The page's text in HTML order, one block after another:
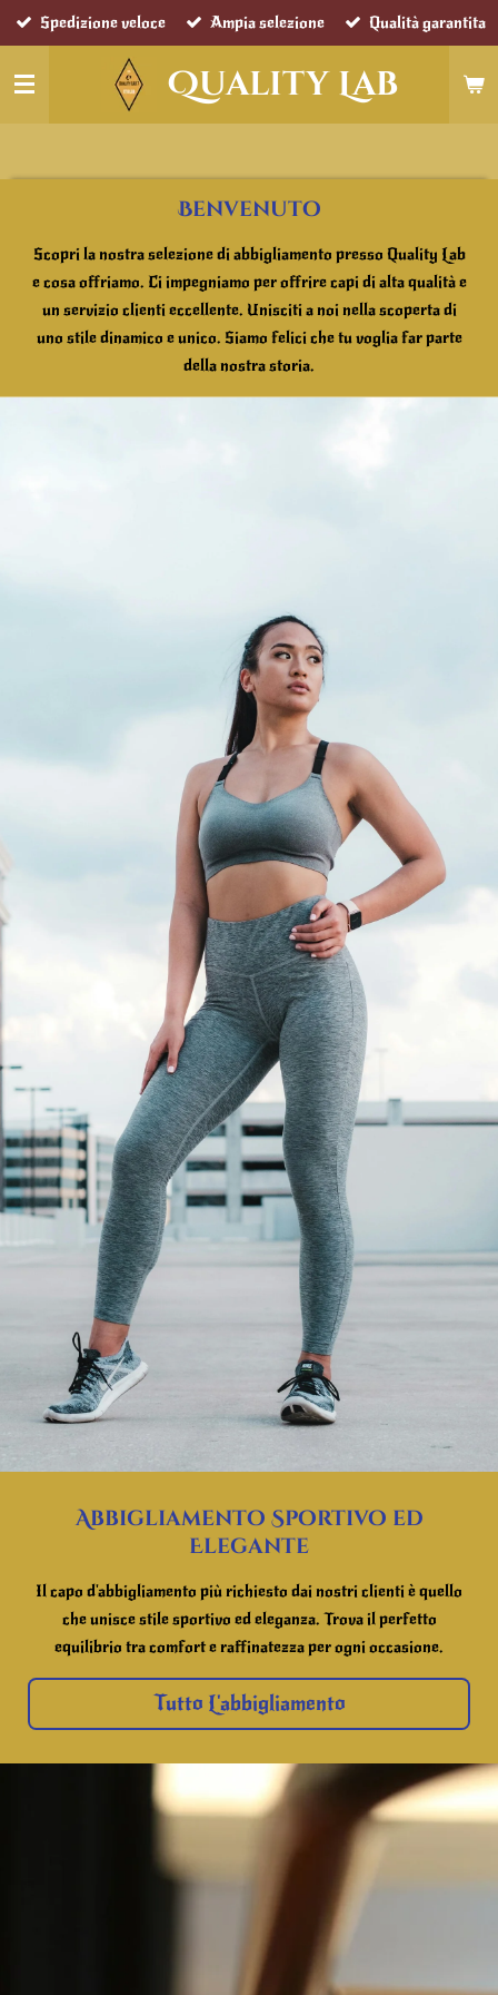
Vai
al
contenuto
Quality Lab
Spedizione veloce Ampia selezione Qualità garantita
Benvenuto
Scopri la nostra selezione di abbigliamento presso Quality Lab
e cosa offriamo. Ci impegniamo per offrire capi di alta qualità e
un servizio clienti eccellente. Unisciti a noi nella scoperta di
uno stile dinamico e unico. Siamo felici che tu voglia far parte
della nostra storia.
Abbigliamento Sportivo ed
Elegante
Il capo d'abbigliamento più richiesto dai nostri clienti è quello
che unisce stile sportivo ed eleganza. Trova il perfetto
equilibrio tra comfort e raffinatezza per ogni occasione.
Tutto L'abbigliamento